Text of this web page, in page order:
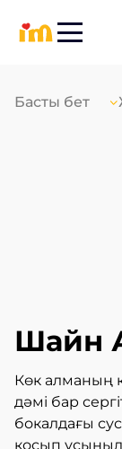
Басты бет
Шайн
Көк алманың
дәмі бар
бокалдағы
қосып